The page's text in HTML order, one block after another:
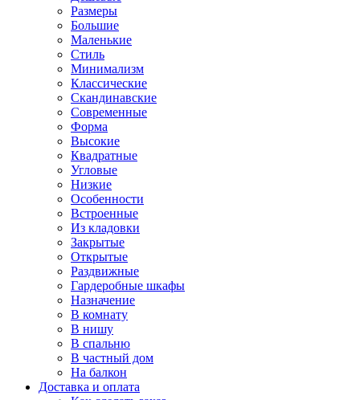
Размеры
Большие
Маленькие
Стиль
Минимализм
Классические
Скандинавские
Современные
Форма
Высокие
Квадратные
Угловые
Низкие
Особенности
Встроенные
Из кладовки
Закрытые
Открытые
Раздвижные
Гардеробные шкафы
Назначение
В комнату
В нишу
В спальню
В частный дом
На балкон
Доставка и оплата